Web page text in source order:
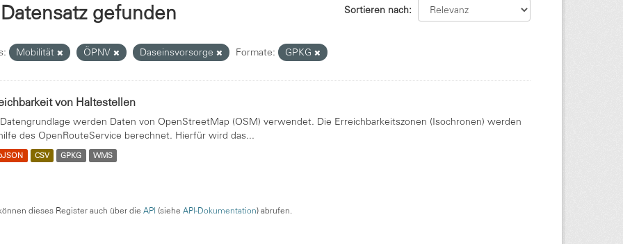
Sortieren nach
gefunden
Mobilität ÖPNV Daseinsvorsorge Formate: GPKG
von Haltestellen
werden Daten von OpenStreetMap (OSM) verwendet. Die Erreichbarkeitszonen (Isochronen) werden
des OpenRouteService berechnet. Hierfür wird das...
CSV GPKG WMS
dieses Register auch über die API (siehe API-Dokumentation) abrufen.